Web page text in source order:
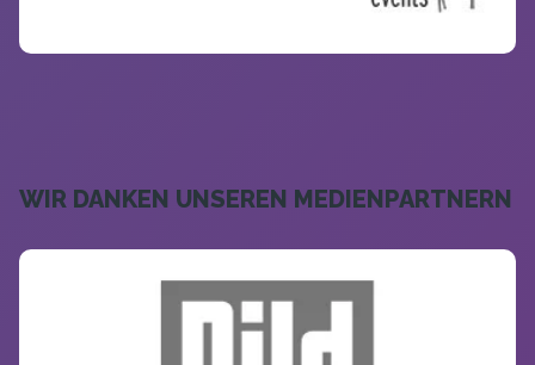
WIR DANKEN UNSEREN MEDIENPARTNERN